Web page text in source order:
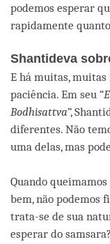
podemos esperar
rapidamente
Shantideva
E há muitas,
paciência. Em seu “
Bodhisattva”,
diferentes. Não
uma delas, mas
Quando queimamos
bem, não podemos
trata-se de sua
esperar do